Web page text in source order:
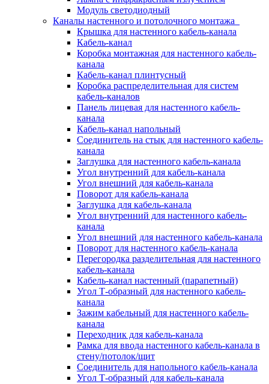
Модуль светодиодный
Каналы настенного и потолочного монтажа
Крышка для настенного кабель-канала
Кабель-канал
Коробка монтажная для настенного кабель-
канала
Кабель-канал плинтусный
Коробка распределительная для систем
кабель-каналов
Панель лицевая для настенного кабель-
канала
Кабель-канал напольный
Соединитель на стык для настенного кабель-
канала
Заглушка для настенного кабель-канала
Угол внутренний для кабель-канала
Угол внешний для кабель-канала
Поворот для кабель-канала
Заглушка для кабель-канала
Угол внутренний для настенного кабель-
канала
Угол внешний для настенного кабель-канала
Поворот для настенного кабель-канала
Перегородка разделительная для настенного
кабель-канала
Кабель-канал настенный (парапетный)
Угол Т-образный для настенного кабель-
канала
Зажим кабельный для настенного кабель-
канала
Переходник для кабель-канала
Рамка для ввода настенного кабель-канала в
стену/потолок/щит
Соединитель для напольного кабель-канала
Угол Т-образный для кабель-канала